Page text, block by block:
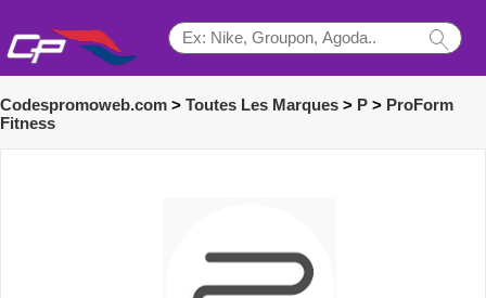
Codespromoweb.com > Toutes Les Marques > P > ProForm
Fitness